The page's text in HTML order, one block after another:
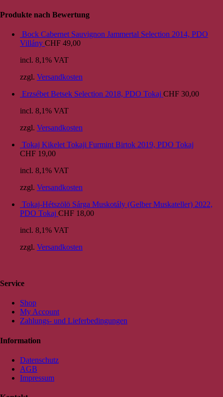
Produkte nach Bewertung
Bock Cabernet Sauvignon Jammertal Selection 2014, PDO
Villány CHF 49,00
incl. 8,1% VAT
zzgl. Versandkosten
Erzsébet Betsek Selection 2018, PDO Tokaj CHF 30,00
incl. 8,1% VAT
zzgl. Versandkosten
Tokaj Kikelet Tokaji Furmint Birtok 2019, PDO Tokaj
CHF 19,00
incl. 8,1% VAT
zzgl. Versandkosten
Tokaj-Hétszölö Sárga Muskotály (Gelber Muskateller) 2022,
PDO Tokaj CHF 18,00
incl. 8,1% VAT
zzgl. Versandkosten
Service
Shop
My Account
Zahlungs- und Lieferbedingungen
Information
Datenschutz
AGB
Impressum